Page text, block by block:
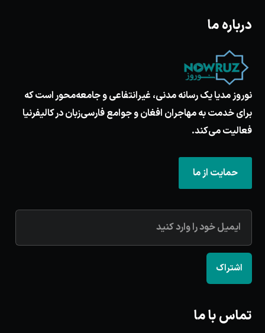
درباره ما
نوروز مدیا یک رسانه مدنی، غیرانتفاعی و جامعه‌محور است که
برای خدمت به مهاجران افغان و جوامع فارسی‌زبان در کالیفرنیا
فعالیت می‌کند.
حمایت از ما
اشتراک
تماس با ما